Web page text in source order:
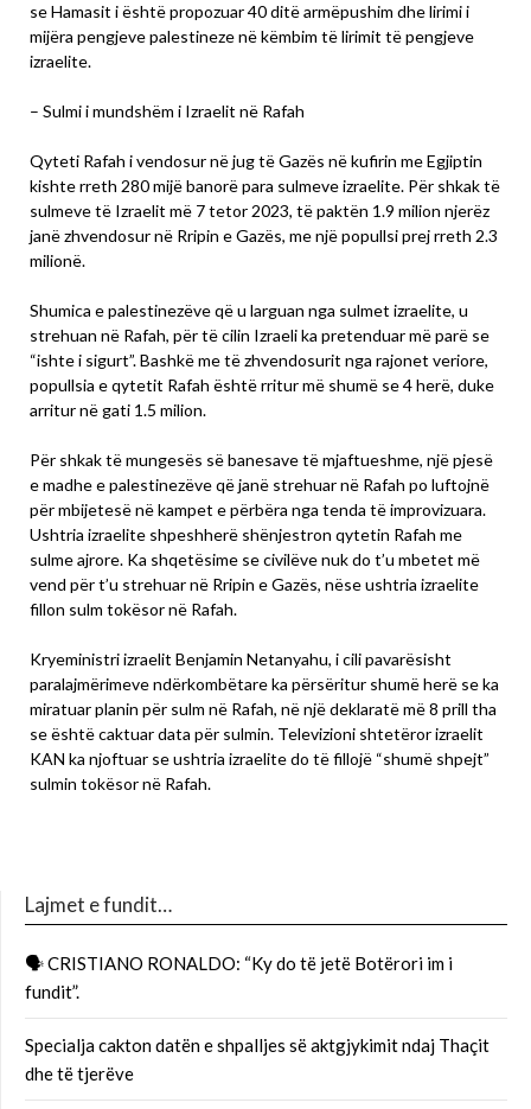
se Hamasit i është propozuar 40 ditë armëpushim dhe lirimi i
mijëra pengjeve palestineze në këmbim të lirimit të pengjeve
izraelite.
– Sulmi i mundshëm i Izraelit në Rafah
Qyteti Rafah i vendosur në jug të Gazës në kufirin me Egjiptin
kishte rreth 280 mijë banorë para sulmeve izraelite. Për shkak të
sulmeve të Izraelit më 7 tetor 2023, të paktën 1.9 milion njerëz
janë zhvendosur në Rripin e Gazës, me një popullsi prej rreth 2.3
milionë.
Shumica e palestinezëve që u larguan nga sulmet izraelite, u
strehuan në Rafah, për të cilin Izraeli ka pretenduar më parë se
“ishte i sigurt”. Bashkë me të zhvendosurit nga rajonet veriore,
popullsia e qytetit Rafah është rritur më shumë se 4 herë, duke
arritur në gati 1.5 milion.
Për shkak të mungesës së banesave të mjaftueshme, një pjesë
e madhe e palestinezëve që janë strehuar në Rafah po luftojnë
për mbijetesë në kampet e përbëra nga tenda të improvizuara.
Ushtria izraelite shpeshherë shënjestron qytetin Rafah me
sulme ajrore. Ka shqetësime se civilëve nuk do t’u mbetet më
vend për t’u strehuar në Rripin e Gazës, nëse ushtria izraelite
fillon sulm tokësor në Rafah.
Kryeministri izraelit Benjamin Netanyahu, i cili pavarësisht
paralajmërimeve ndërkombëtare ka përsëritur shumë herë se ka
miratuar planin për sulm në Rafah, në një deklaratë më 8 prill tha
se është caktuar data për sulmin. Televizioni shtetëror izraelit
KAN ka njoftuar se ushtria izraelite do të fillojë “shumë shpejt”
sulmin tokësor në Rafah.
Lajmet e fundit…
🗣 CRISTIANO RONALDO: “Ky do të jetë Botërori im i
fundit”.
Specialja cakton datën e shpalljes së aktgjykimit ndaj Thaçit
dhe të tjerëve